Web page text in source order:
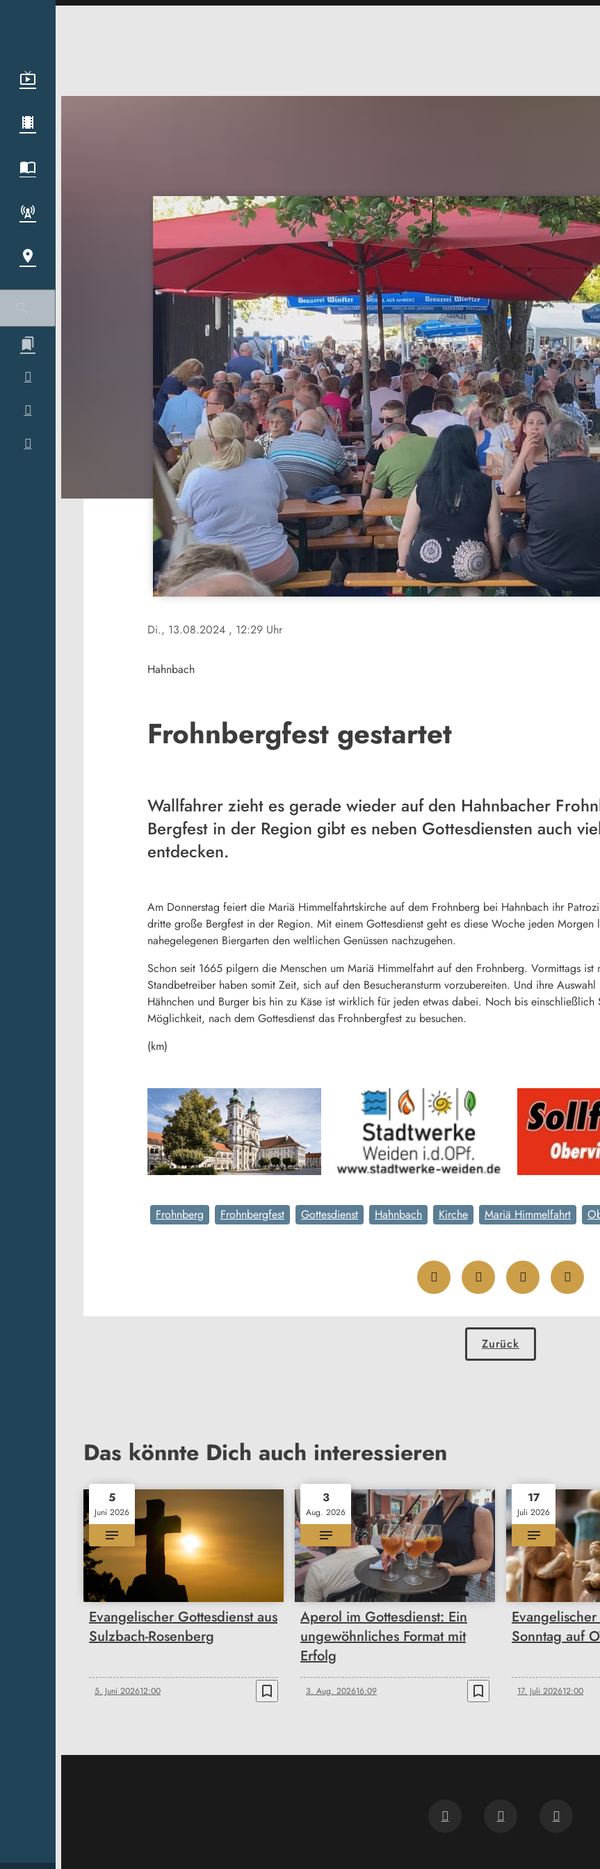
Di., 13.08.2024 , 12:29 Uhr
Hahnbach
Frohnbergfest gestartet
Wallfahrer zieht es gerade wieder auf den Hahnbacher
Bergfest in der Region gibt es neben Gottesdiensten auch
entdecken.
Am Donnerstag feiert die Mariä Himmelfahrtskirche auf dem Frohnberg bei Hahnbach ihr
dritte große Bergfest in der Region. Mit einem Gottesdienst geht es diese Woche jeden
nahegelegenen Biergarten den weltlichen Genüssen nachzugehen.
Schon seit 1665 pilgern die Menschen um Mariä Himmelfahrt auf den Frohnberg. Vormittags
Standbetreiber haben somit Zeit, sich auf den Besucheransturm vorzubereiten. Und ihre
Hähnchen und Burger bis hin zu Käse ist wirklich für jeden etwas dabei. Noch bis
Möglichkeit, nach dem Gottesdienst das Frohnbergfest zu besuchen.
(km)
Frohnberg Frohnbergfest Gottesdienst Hahnbach Kirche Mariä Himmelfahrt
Zurück
Das könnte Dich auch interessieren
5
Juni 2026
Evangelischer Gottesdienst aus
Sulzbach-Rosenberg
5. Juni 202612:00 bookmark_border
3
Aug. 2026
Aperol im Gottesdienst: Ein
ungewöhnliches Format mit
Erfolg
3. Aug. 202616:09 bookmark_border
17
Juli 2026
Sonntag auf
17. Juli 202612:00